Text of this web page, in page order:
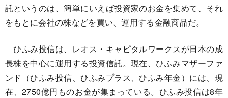
託というのは、簡単にいえば投資家のお金を集めて、それ
をもとに会社の株などを買い、運用する金融商品だ。
ひふみ投信は、レオス・キャピタルワークスが日本の成
長株を中心に運用する投資信託。現在、ひふみマザーファ
ンド（ひふみ投信、ひふみプラス、ひふみ年金）には、現
在、2750億円ものお金が集まっている。ひふみ投信は8年